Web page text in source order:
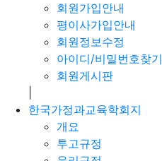
회원가입안내
평이사가입안내
회원정보수정
아이디/비밀번호찾기
회원게시판
한국가정과교육학회지
개요
투고규정